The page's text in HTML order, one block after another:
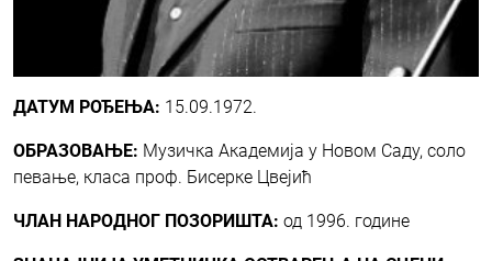
ДАТУМ РОЂЕЊА: 15.09.1972.
ОБРАЗОВАЊЕ: Музичка Академија у Новом Саду, соло
певање, класа проф. Бисерке Цвејић
ЧЛАН НАРОДНОГ ПОЗОРИШТА: од 1996. године